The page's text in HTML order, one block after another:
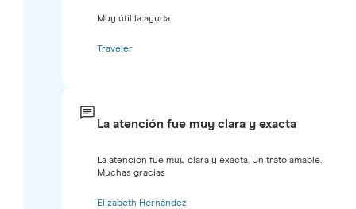
Muy útil la ayuda
Traveler
La atención fue muy clara y exacta
La atención fue muy clara y exacta. Un trato amable.
Muchas gracias
Elizabeth Hernández